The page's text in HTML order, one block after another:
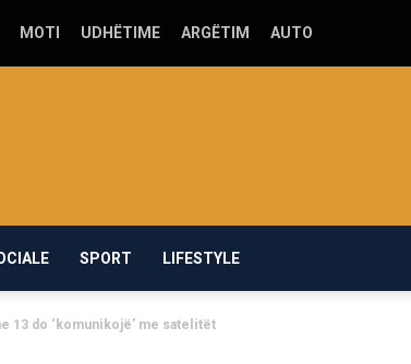
MOTI UDHËTIME ARGËTIM AUTO
SPORT LIFESTYLE
13 do ‘komunikojë’ me satelitët